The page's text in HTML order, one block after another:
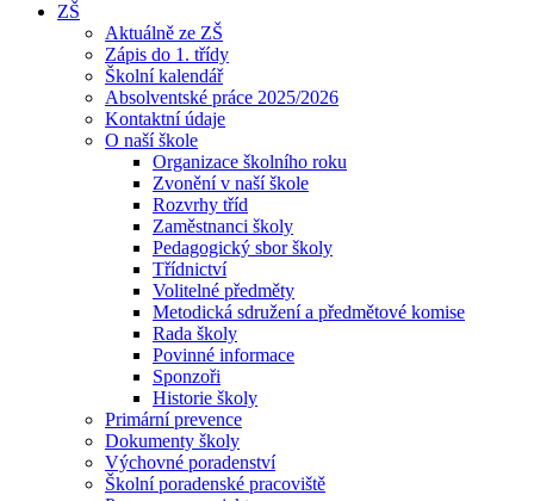
ZŠ
Aktuálně ze ZŠ
Zápis do 1. třídy
Školní kalendář
Absolventské práce 2025/2026
Kontaktní údaje
O naší škole
Organizace školního roku
Zvonění v naší škole
Rozvrhy tříd
Zaměstnanci školy
Pedagogický sbor školy
Třídnictví
Volitelné předměty
Metodická sdružení a předmětové komise
Rada školy
Povinné informace
Sponzoři
Historie školy
Primární prevence
Dokumenty školy
Výchovné poradenství
Školní poradenské pracoviště